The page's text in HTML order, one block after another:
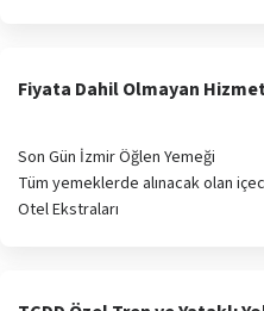
Fiyata Dahil Olmayan
Son Gün İzmir Öğlen Yemeği
Tüm yemeklerde alınacak olan
Otel Ekstraları